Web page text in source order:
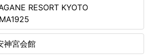
RESORT KYOTO
神宮会館